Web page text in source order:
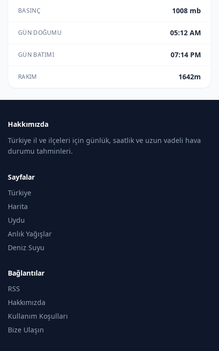
BASINÇ 1008 mb
GÜN DOĞUMU 05:12 AM
GÜN BATIMI 07:14 PM
RAKIM 1642m
Hakkımızda
Türkiye il ve ilçeleri için günlük, saatlik ve uzun vadeli hava
durumu tahminleri.
Sayfalar
Türkiye
Harita
Uydu
Anlık Yağışlar
Deniz Suyu
Bağlantılar
RSS
Hakkımızda
Kullanım Koşulları
Bize Ulaşın